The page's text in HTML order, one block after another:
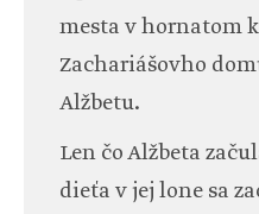
mesta v hornatom
Zachariášovho
Alžbetu.
Len čo Alžbeta
dieťa v jej lone sa